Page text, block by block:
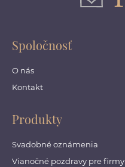
Spoločnosť
O nás
Kontakt
Produkty
Svadobné oznámenia
Vianočné pozdravy pre firmy